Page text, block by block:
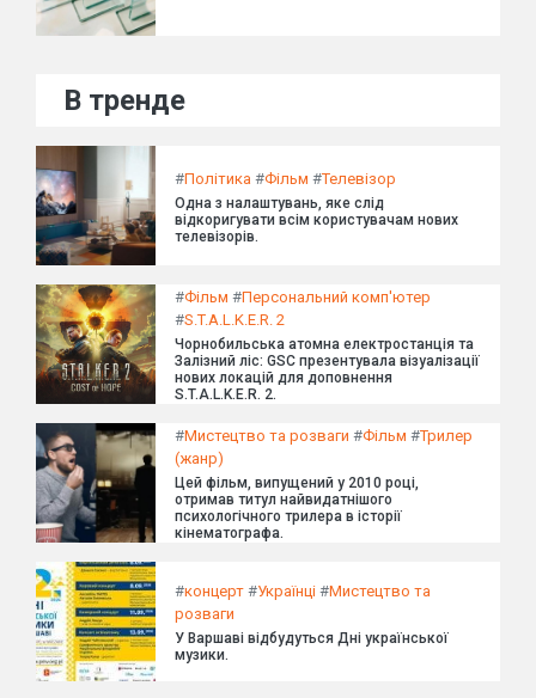
В тренде
#Політика #Фільм #Телевізор
Одна з налаштувань, яке слід
відкоригувати всім користувачам нових
телевізорів.
#Фільм #Персональний комп'ютер
#S.T.A.L.K.E.R. 2
Чорнобильська атомна електростанція та
Залізний ліс: GSC презентувала візуалізації
нових локацій для доповнення
S.T.A.L.K.E.R. 2.
#Мистецтво та розваги #Фільм #Трилер
(жанр)
Цей фільм, випущений у 2010 році,
отримав титул найвидатнішого
психологічного трилера в історії
кінематографа.
#концерт #Українці #Мистецтво та
розваги
У Варшаві відбудуться Дні української
музики.